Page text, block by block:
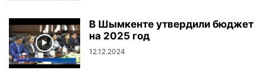
В Шымкенте утвердили бюджет
на 2025 год
12.12.2024